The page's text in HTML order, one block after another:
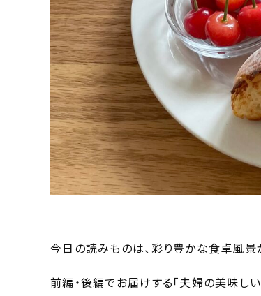
今日の読みものは、彩り豊かな食卓風景
前編・後編でお届けする「夫婦の美味しい